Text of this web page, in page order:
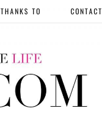
THANKS TO CONTACT